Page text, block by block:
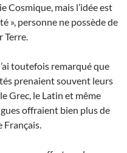
Cosmique, mais l’idée est
», personne ne possède de
toutefois remarqué que
prenaient souvent leurs
Grec, le Latin et même
offraient bien plus de